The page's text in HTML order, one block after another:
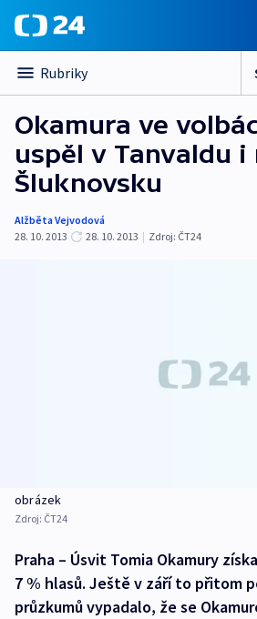
Rubriky
Okamura ve
uspěl v Tanvaldu i
Šluknovsku
Alžběta Vejvodová
28. 10. 2013
28. 10. 2013 | Zdroj: ČT24
obrázek
Zdroj: ČT24
Praha – Úsvit Tomia Okamury
7 % hlasů. Ještě v září to přitom
průzkumů vypadalo, že se